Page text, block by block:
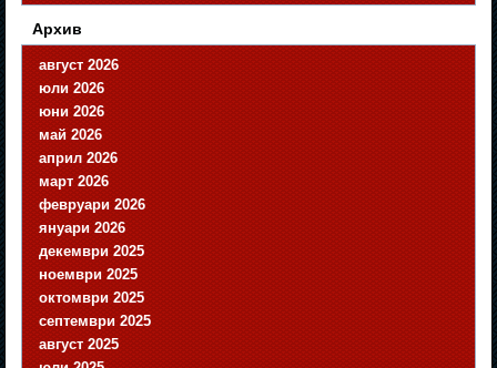
Архив
август 2026
юли 2026
юни 2026
май 2026
април 2026
март 2026
февруари 2026
януари 2026
декември 2025
ноември 2025
октомври 2025
септември 2025
август 2025